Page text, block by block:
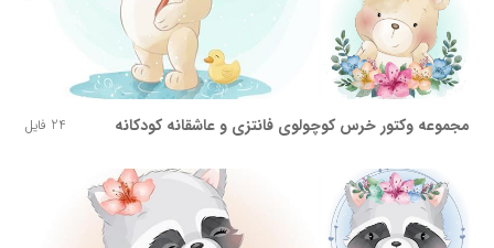
مجموعه وکتور خرس کوچولوی فانتزی و عاشقانه کودکانه 24 فایل